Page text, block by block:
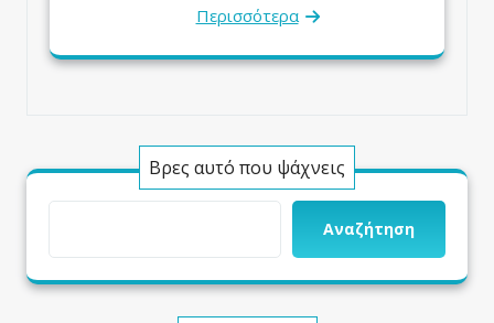
Περισσότερα
Βρες αυτό που ψάχνεις
Αναζήτηση